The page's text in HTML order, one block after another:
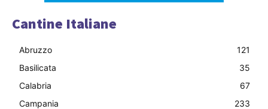
Cantine Italiane
Abruzzo
121
Basilicata
35
Calabria
67
Campania
233